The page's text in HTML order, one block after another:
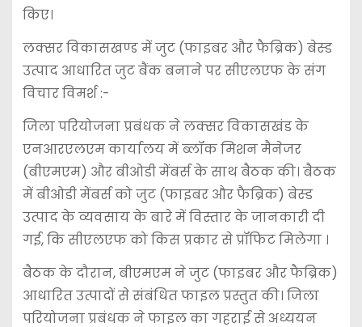
किए।
लक्सर विकासखण्ड में जुट (फाइबर और फैब्रिक) बेस्ड
उत्पाद आधारित जुट बैंक बनाने पर सीएलएफ के संग
विचार विमर्श :-
जिला परियोजना प्रबंधक ने लक्सर विकासखंड के
एनआरएलएम कार्यालय में ब्लॉक मिशन मैनेजर
(बीएमएम) और बीओडी मेंबर्स के साथ बैठक की। बैठक
में बीओडी मेंबर्स को जुट (फाइबर और फैब्रिक) बेस्ड
उत्पाद के व्यवसाय के बारे में विस्तार के जानकारी दी
गई, कि सीएलएफ को किस प्रकार से प्रॉफिट मिलेगा ।
बैठक के दौरान, बीएमएम ने जुट (फाइबर और फैब्रिक)
आधारित उत्पादों से संबंधित फाइल प्रस्तुत की। जिला
परियोजना प्रबंधक ने फाइल का गहराई से अध्ययन